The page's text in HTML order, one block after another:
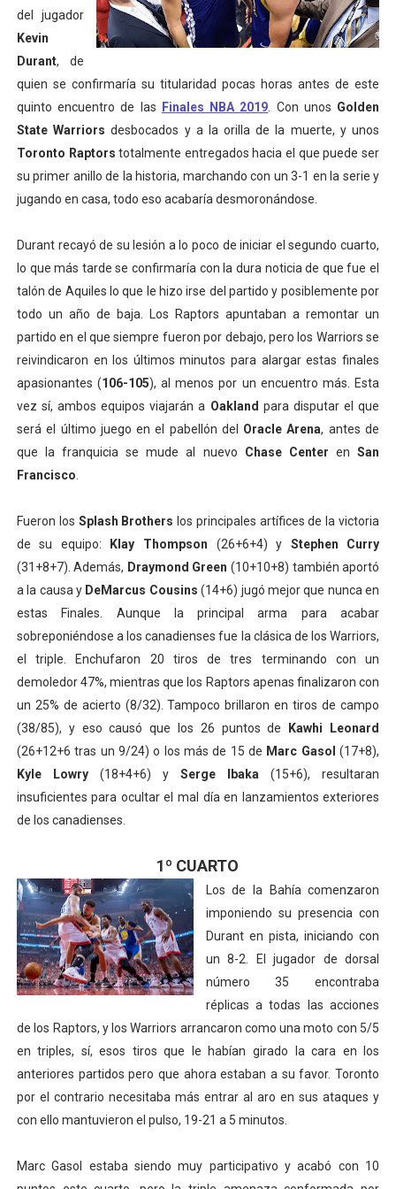
Mundial de piragüismo slalom 2026 (Oklahoma City,
Tour de Francia masculino 2026 - Tadej Pogacar
Mundial de Fórmula 1 2026 - Lando Norris consigue
Campeonato de Europa de saltos 2026 (París,
Tour de Francia femenino 2026 - Etapa 6
del jugador
Kevin
Durant, de
quien se confirmaría su titularidad pocas horas antes de este
quinto encuentro de las
Finales NBA 2019 . Con unos Golden
State Warriors desbocados y a la orilla de la muerte, y unos
Toronto Raptors totalmente entregados hacia el que puede ser
su primer anillo de la historia, marchando con un 3-1 en la serie y
jugando en casa, todo eso acabaría desmoronándose.
Durant recayó de su lesión a lo poco de iniciar el segundo cuarto,
lo que más tarde se confirmaría con la dura noticia de que fue el
talón de Aquiles lo que le hizo irse del partido y posiblemente por
todo un año de baja. Los Raptors apuntaban a remontar un
partido en el que siempre fueron por debajo, pero los Warriors se
reivindicaron en los últimos minutos para alargar estas finales
apasionantes (106-105), al menos por un encuentro más. Esta
vez sí, ambos equipos viajarán a Oakland para disputar el que
será el último juego en el pabellón del Oracle Arena, antes de
que la franquicia se mude al nuevo Chase Center enSan
Francisco
Fueron los Splash Brothers los principales artífices de la victoria
de su equipo:
Klay Thompson (26+6+4) y Stephen Curry
(31+8+7). Además, Draymond Green (10+10+8) también aportó
a la causa y DeMarcus Cousins (14+6) jugó mejor que nunca en
estas Finales. Aunque la principal arma para acabar
sobreponiéndose a los canadienses fue la clásica de los Warriors,
el triple. Enchufaron 20 tiros de tres terminando con un
demoledor 47%, mientras que los Raptors apenas finalizaron con
un 25% de acierto (8/32). Tampoco brillaron en tiros de campo
(38/85), y eso causó que los 26 puntos de
Kawhi Leonard
(26+12+6 tras un 9/24) o los más de 15 de Marc Gasol(17+8),
Kyle Lowry(18+4+6) ySerge Ibaka (15+6), resultaran
insuficientes para ocultar el mal día en lanzamientos exteriores
de los canadienses.
1º CUARTO
Los de la Bahía comenzaron
imponiendo su presencia con
Durant en pista, iniciando con
un 8-2. El jugador de dorsal
número 35 encontraba
réplicas a todas las acciones
de los Raptors, y los Warriors arrancaron como una moto con 5/5
en triples, sí, esos tiros que le habían girado la cara en los
anteriores partidos pero que ahora estaban a su favor. Toronto
por el contrario necesitaba más entrar al aro en sus ataques y
con ello mantuvieron el pulso, 19-21 a 5 minutos.
Marc Gasol estaba siendo muy participativo y acabó con 10